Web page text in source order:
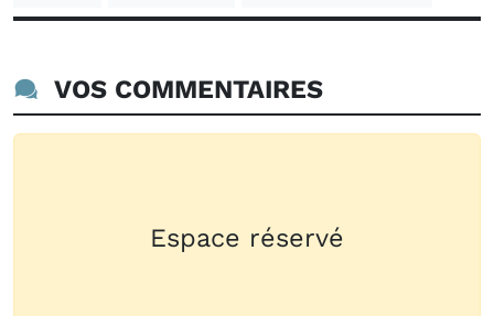
VOS COMMENTAIRES
Espace réservé